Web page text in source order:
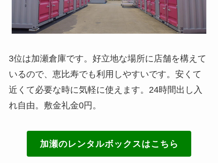
3位は加瀬倉庫です。好立地な場所に店舗を構えて
いるので、恵比寿でも利用しやすいです。安くて
近くて必要な時に気軽に使えます。24時間出し入
れ自由。敷金礼金0円。
加瀬のレンタルボックスはこちら